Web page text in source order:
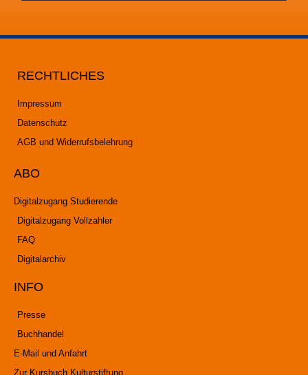
RECHTLICHES
Impressum
Datenschutz
AGB und Widerrufsbelehrung
ABO
Digitalzugang Studierende
Digitalzugang Vollzahler
FAQ
Digitalarchiv
INFO
Presse
Buchhandel
E-Mail und Anfahrt
Zur Kursbuch Kulturstiftung